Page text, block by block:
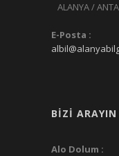
ALANYA /
E-Posta :
BIZI ARAYIN
Alo Dolum :